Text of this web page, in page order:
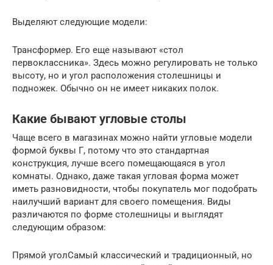
Выделяют следующие модели:
Трансформер. Его еще называют «стол
первоклассника». Здесь можно регулировать не только
высоту, но и угол расположения столешницы и
подножек. Обычно он не имеет никаких полок.
Какие бывают угловые столы
Чаще всего в магазинах можно найти угловые модели
формой буквы Г, потому что это стандартная
конструкция, лучше всего помещающаяся в угол
комнаты. Однако, даже такая угловая форма может
иметь разновидности, чтобы покупатель мог подобрать
наилучший вариант для своего помещения. Виды
различаются по форме столешницы и выглядят
следующим образом:
Прямой уголСамый классический и традиционный, но